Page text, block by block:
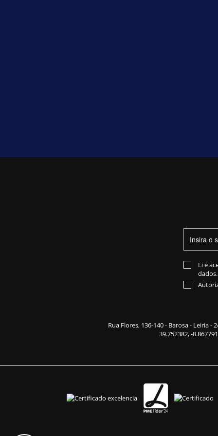
Li e
dados.
Rua Flores, 136-140- Barosa - Leiria -
39.752382, -8.867791